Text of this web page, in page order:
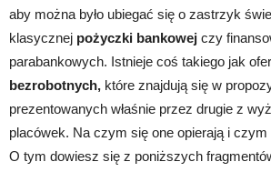
aby można było ubiegać się o zastrzyk
klasycznej pożyczki bankowej czy
parabankowych. Istnieje coś takiego jak
bezrobotnych, które znajdują się w
prezentowanych właśnie przez drugie z
placówek. Na czym się one opierają i
O tym dowiesz się z poniższych